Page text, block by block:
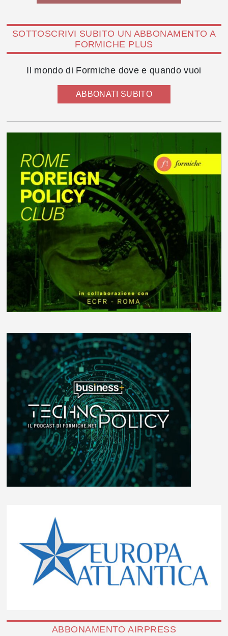
SOTTOSCRIVI SUBITO UN ABBONAMENTO A
FORMICHE PLUS
Il mondo di Formiche dove e quando vuoi
ABBONATI SUBITO
ABBONAMENTO AIRPRESS